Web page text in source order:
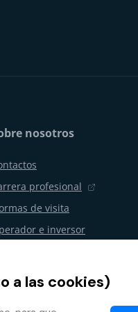
nosotros
profesional
de visita
e inversor
electrónica asociada
a las cookies)